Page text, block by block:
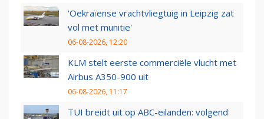
'Oekraïense vrachtvliegtuig in Leipzig zat
vol met munitie'
06-08-2026, 12:20
KLM stelt eerste commerciële vlucht met
Airbus A350-900 uit
06-08-2026, 11:17
TUI breidt uit op ABC-eilanden: volgend